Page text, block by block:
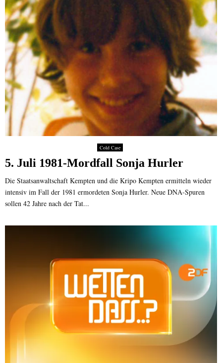
Cold Case
5. Juli 1981-Mordfall Sonja Hurler
Die Staatsanwaltschaft Kempten und die Kripo Kempten ermitteln wieder
intensiv im Fall der 1981 ermordeten Sonja Hurler. Neue DNA-Spuren
sollen 42 Jahre nach der Tat...